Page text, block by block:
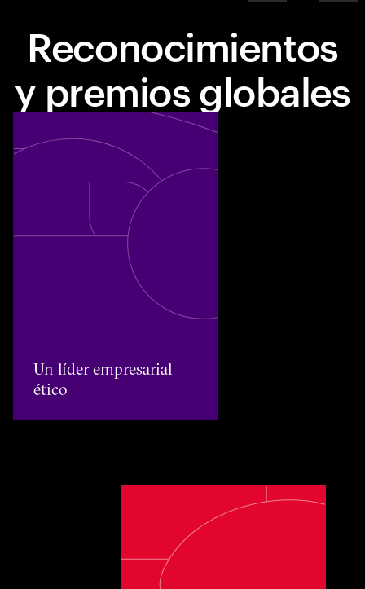
Reconocimientos
y premios globales
Un líder empresarial ético
Un líder empresarial
ético